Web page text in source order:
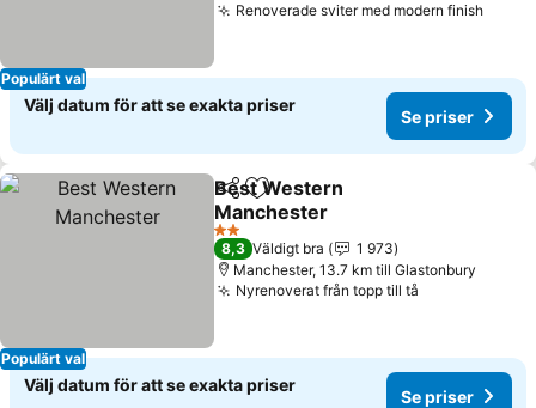
Populärt val
Renoverade sviter med modern finish
Välj datum för att se exakta priser
Se priser
Populärt val
Dela Lägg till i Mina Favoriter
Best Western
Manchester
2 Stjärnor
8,3 Väldigt bra
1 973
Manchester, 13.7 km till Glastonbury
Nyrenoverat från topp till tå
Välj datum för att se exakta priser
Se priser